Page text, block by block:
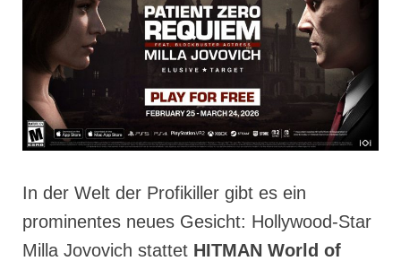
In der Welt der Profikiller gibt es ein
prominentes neues Gesicht: Hollywood-Star
Milla Jovovich stattet HITMAN World of